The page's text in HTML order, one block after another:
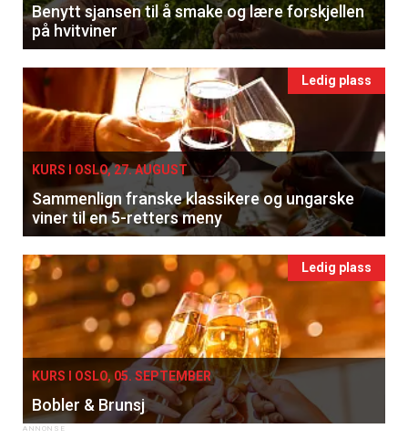
Benytt sjansen til å smake og lære forskjellen
på hvitviner
Ledig plass
KURS I OSLO, 27. AUGUST
Sammenlign franske klassikere og ungarske
viner til en 5-retters meny
Ledig plass
KURS I OSLO, 05. SEPTEMBER
Bobler & Brunsj